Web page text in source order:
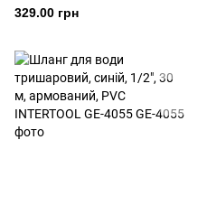
м, армований, PVC INTERTOOL
329.00 грн